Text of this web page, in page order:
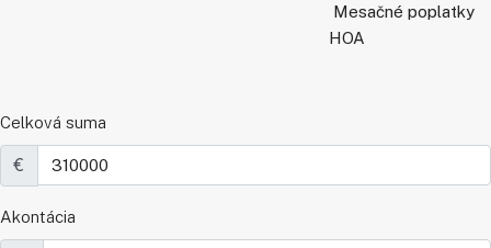
Mesačné poplatky
HOA
Celková suma
€
Akontácia